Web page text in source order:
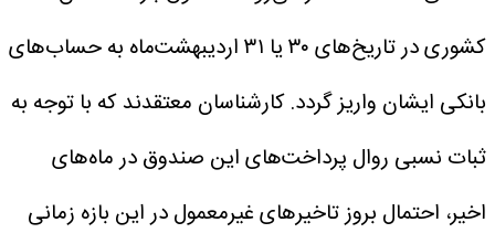
کشوری در تاریخ‌های ۳۰ یا ۳۱ اردیبهشت‌ماه به حساب‌های
بانکی ایشان واریز گردد. کارشناسان معتقدند که با توجه به
ثبات نسبی روال پرداخت‌های این صندوق در ماه‌های
اخیر، احتمال بروز تاخیرهای غیرمعمول در این بازه زمانی